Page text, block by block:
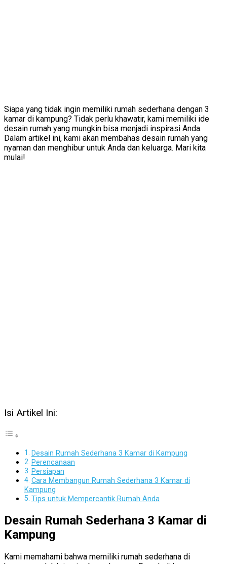
Siapa yang tidak ingin memiliki rumah sederhana dengan 3
kamar di kampung? Tidak perlu khawatir, kami memiliki ide
desain rumah yang mungkin bisa menjadi inspirasi Anda.
Dalam artikel ini, kami akan membahas desain rumah yang
nyaman dan menghibur untuk Anda dan keluarga. Mari kita
mulai!
Isi Artikel Ini:
Desain Rumah Sederhana 3 Kamar di Kampung
Perencanaan
Persiapan
Cara Membangun Rumah Sederhana 3 Kamar di
Kampung
Tips untuk Mempercantik Rumah Anda
Desain Rumah Sederhana 3 Kamar di
Kampung
Kami memahami bahwa memiliki rumah sederhana di